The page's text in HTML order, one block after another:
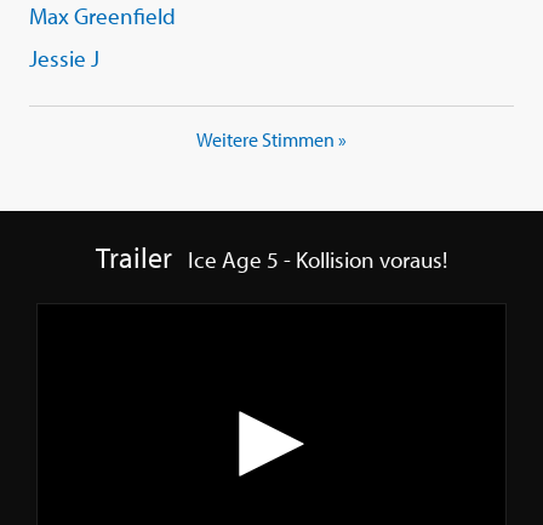
Max Greenfield
Jessie J
Weitere Stimmen »
Trailer Ice Age 5 - Kollision voraus!